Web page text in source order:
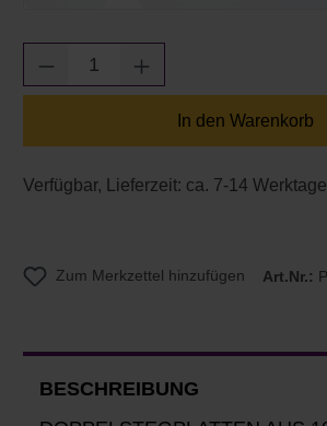
Produkt Anzahl: Gib den
In den Warenkorb
Verfügbar, Lieferzeit: ca. 7-14 Werktage
Zum Merkzettel hinzufügen Art.Nr.:
BESCHREIBUNG